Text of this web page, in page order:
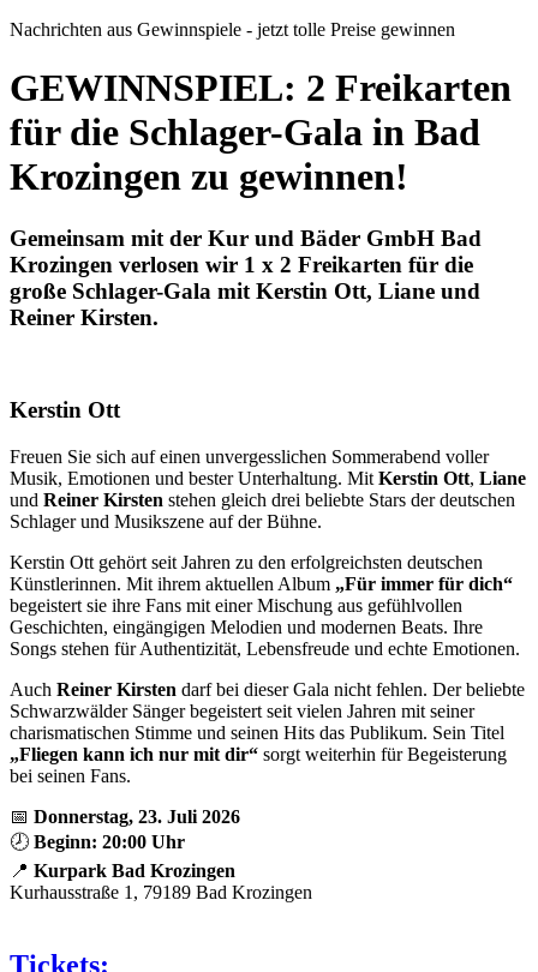
Nachrichten aus Gewinnspiele - jetzt tolle Preise gewinnen
GEWINNSPIEL: 2 Freikarten
für die Schlager-Gala in Bad
Krozingen zu gewinnen!
Gemeinsam mit der Kur und Bäder GmbH Bad
Krozingen verlosen wir 1 x 2 Freikarten für die
große Schlager-Gala mit Kerstin Ott, Liane und
Reiner Kirsten.
Kerstin Ott
Freuen Sie sich auf einen unvergesslichen Sommerabend voller
Musik, Emotionen und bester Unterhaltung. Mit Kerstin Ott, Liane
und Reiner Kirsten stehen gleich drei beliebte Stars der deutschen
Schlager und Musikszene auf der Bühne.
Kerstin Ott gehört seit Jahren zu den erfolgreichsten deutschen
Künstlerinnen. Mit ihrem aktuellen Album „Für immer für dich“
begeistert sie ihre Fans mit einer Mischung aus gefühlvollen
Geschichten, eingängigen Melodien und modernen Beats. Ihre
Songs stehen für Authentizität, Lebensfreude und echte Emotionen.
Auch Reiner Kirsten darf bei dieser Gala nicht fehlen. Der beliebte
Schwarzwälder Sänger begeistert seit vielen Jahren mit seiner
charismatischen Stimme und seinen Hits das Publikum. Sein Titel
„Fliegen kann ich nur mit dir“ sorgt weiterhin für Begeisterung
bei seinen Fans.
📅 Donnerstag, 23. Juli 2026
🕗 Beginn: 20:00 Uhr
📍 Kurpark Bad Krozingen
Kurhausstraße 1, 79189 Bad Krozingen
Tickets: